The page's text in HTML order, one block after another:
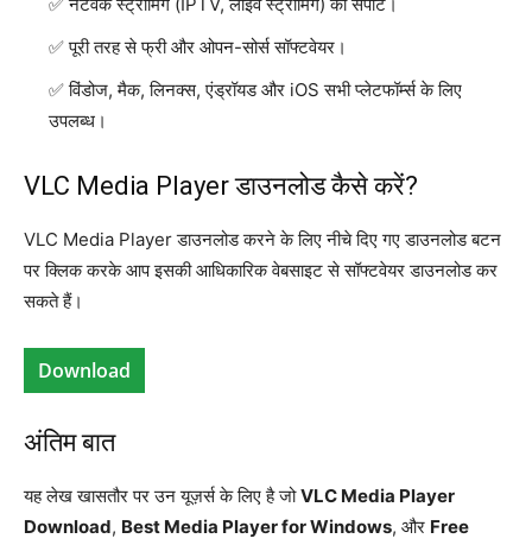
पूरी तरह से फ्री और ओपन-सोर्स सॉफ्टवेयर।
विंडोज, मैक, लिनक्स, एंड्रॉयड और iOS सभी प्लेटफॉर्म्स के लिए
उपलब्ध।
VLC Media Player डाउनलोड कैसे करें?
VLC Media Player डाउनलोड करने के लिए नीचे दिए गए डाउनलोड बटन
पर क्लिक करके आप इसकी आधिकारिक वेबसाइट से सॉफ्टवेयर डाउनलोड कर
सकते हैं।
Download
अंतिम बात
यह लेख खासतौर पर उन यूज़र्स के लिए है जोVLC Media Player
Download, Best Media Player for Windows, और Free